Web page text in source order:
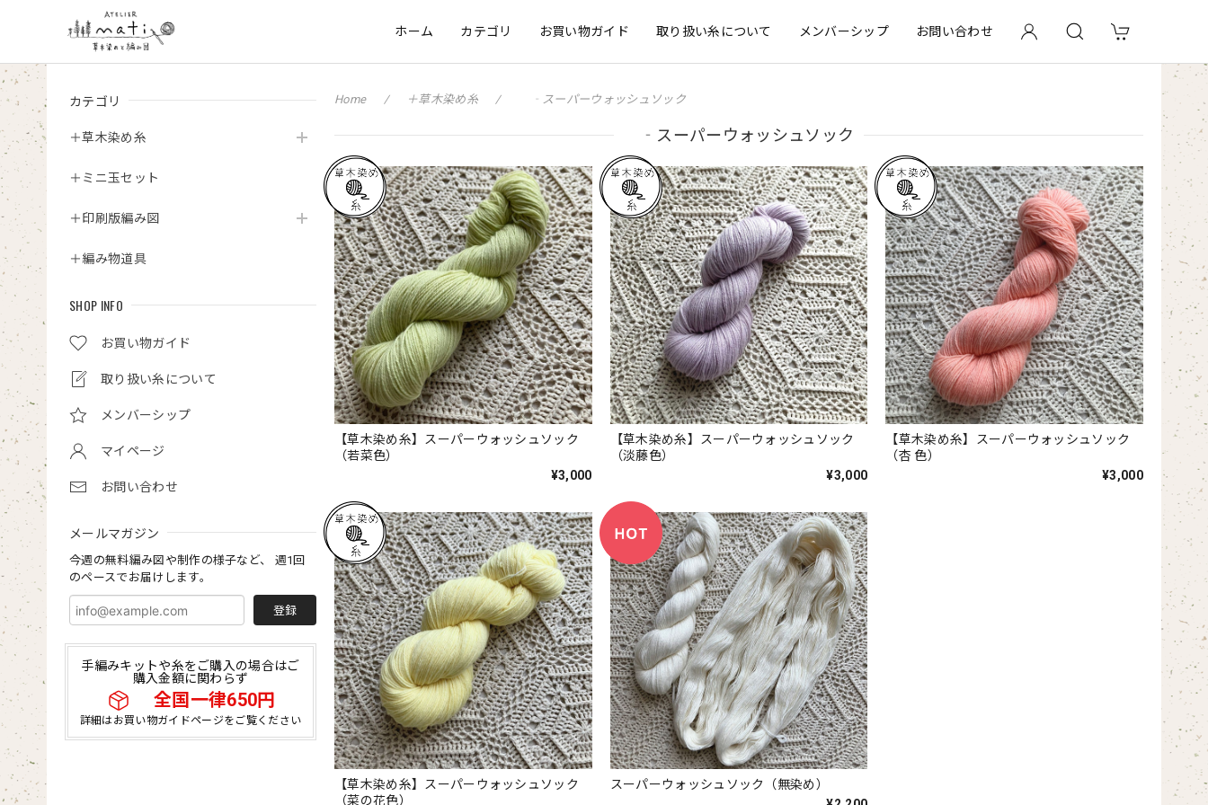
ホーム カテゴリ お買い物ガイド 取り扱い糸について メンバーシップ お問い合わせ
カテゴリ
＋草木染め糸
＋ミニ玉セット
＋印刷版編み図
＋編み物道具
SHOP INFO
お買い物ガイド
取り扱い糸について
メンバーシップ
マイページ
お問い合わせ
メールマガジン
今週の無料編み図や制作の様子など、 週1回
のペースでお届けします。
登録
手編みキットや糸をご購入の場合はご
購入金額に関わらず
全国一律650円
詳細はお買い物ガイドページをご覧ください
Home ＋草木染め糸 ‐スーパーウォッシュソック
‐スーパーウォッシュソック
【草木染め糸】スーパーウォッシュソック
（若菜色）
¥3,000
【草木染め糸】スーパーウォッシュソック
（淡藤色）
¥3,000
【草木染め糸】スーパーウォッシュソック
（杏 色）
¥3,000
【草木染め糸】スーパーウォッシュソック
（菜の花色）
スーパーウォッシュソック（無染め）